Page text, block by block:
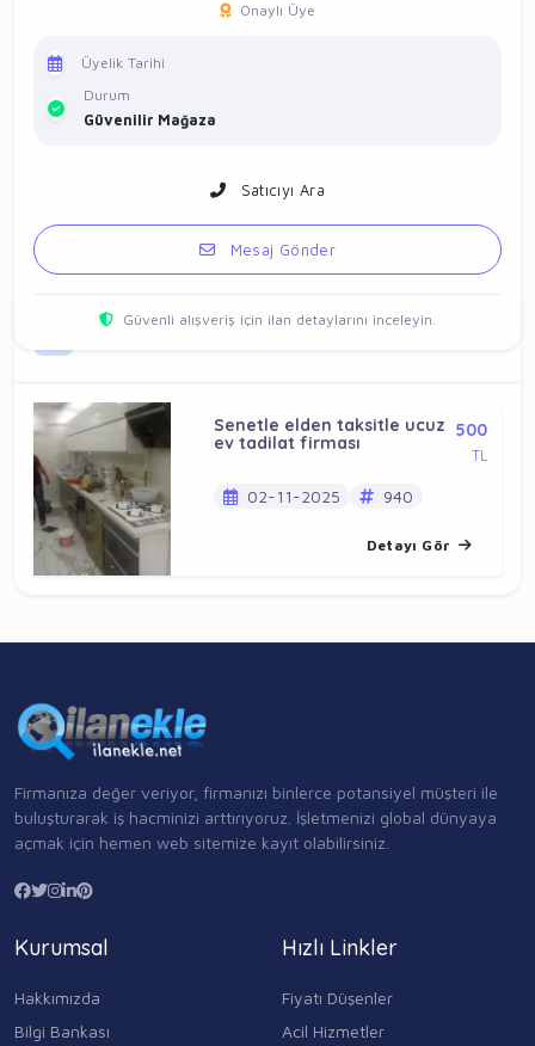
Vitrin İlanlar
Senetle elden taksitle ucuz
ev tadilat firması
500
TL
02-11-2025 940
Detayı Gör
Onaylı Üye
Üyelik Tarihi
Durum
Güvenilir Mağaza
Satıcıyı Ara
Mesaj Gönder
Güvenli alışveriş için ilan detaylarını inceleyin.
Firmanıza değer veriyor, firmanızı binlerce potansiyel müşteri ile
buluşturarak iş hacminizi arttırıyoruz. İşletmenizi global dünyaya
açmak için hemen web sitemize kayıt olabilirsiniz.
Kurumsal
Hakkımızda
Bilgi Bankası
Hızlı Linkler
Fiyatı Düşenler
Acil Hizmetler